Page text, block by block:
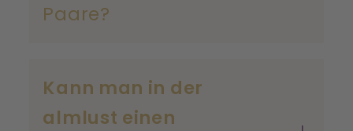
Paare?
Almsee
Kann man in der
almlust einen